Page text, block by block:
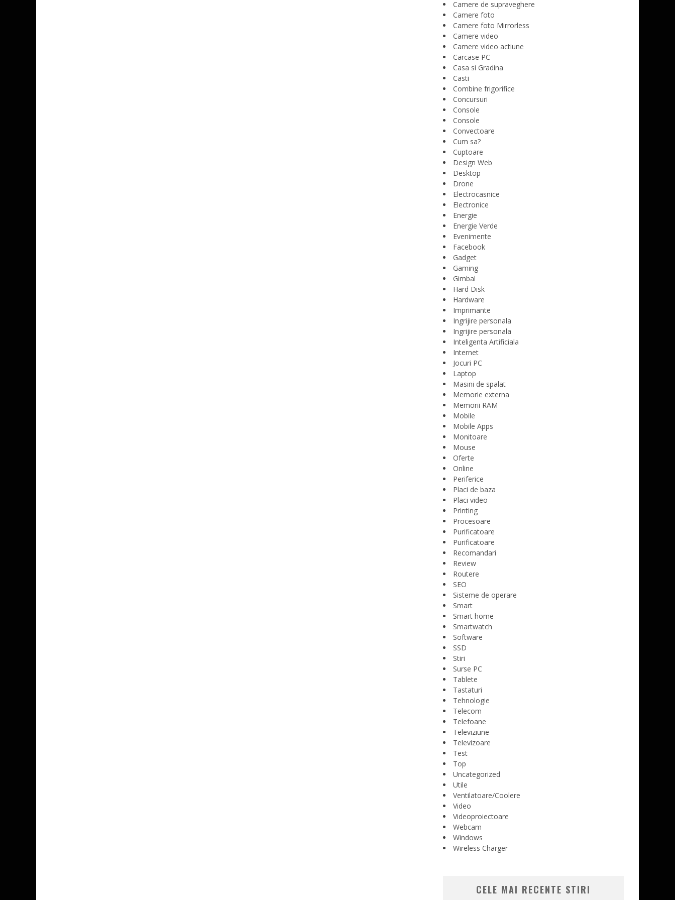
Camere de supraveghere
Camere foto
Camere foto Mirrorless
Camere video
Camere video actiune
Carcase PC
Casa si Gradina
Casti
Combine frigorifice
Concursuri
Console
Console
Convectoare
Cum sa?
Cuptoare
Design Web
Desktop
Drone
Electrocasnice
Electronice
Energie
Energie Verde
Evenimente
Facebook
Gadget
Gaming
Gimbal
Hard Disk
Hardware
Imprimante
Ingrijire personala
Ingrijire personala
Inteligenta Artificiala
Internet
Jocuri PC
Laptop
Masini de spalat
Memorie externa
Memorii RAM
Mobile
Mobile Apps
Monitoare
Mouse
Oferte
Online
Periferice
Placi de baza
Placi video
Printing
Procesoare
Purificatoare
Purificatoare
Recomandari
Review
Routere
SEO
Sisteme de operare
Smart
Smart home
Smartwatch
Software
SSD
Stiri
Surse PC
Tablete
Tastaturi
Tehnologie
Telecom
Telefoane
Televiziune
Televizoare
Test
Top
Uncategorized
Utile
Ventilatoare/Coolere
Video
Videoproiectoare
Webcam
Windows
Wireless Charger
CELE MAI RECENTE STIRI